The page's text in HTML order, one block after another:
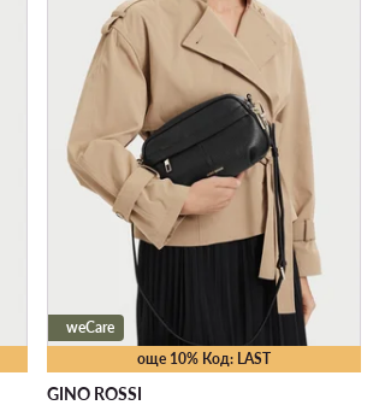
още 10% Код: LAST
weCare
GINO ROSSI